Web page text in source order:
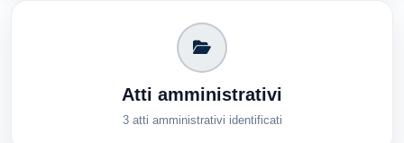
Atti amministrativi
3 atti amministrativi identificati